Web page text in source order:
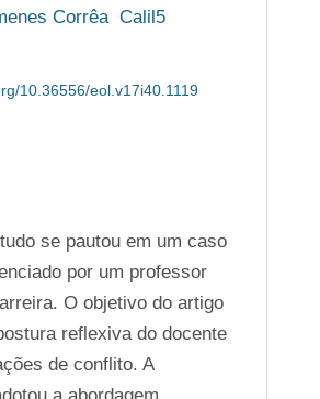
Corrêa  Calil5
10.36556/eol.v17i40.1119
se pautou em um caso
por um professor
O objetivo do artigo
reflexiva do docente
de conflito. A